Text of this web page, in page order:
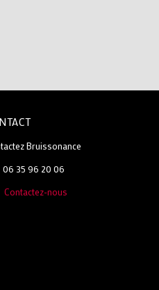
Bruissonance
35 96 20 06
Contactez-nous